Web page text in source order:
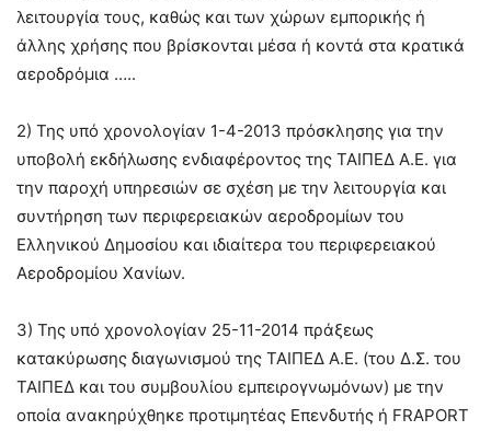
λειτουργία τους, καθώς και των χώρων εμπορικής ή
άλλης χρήσης που βρίσκονται μέσα ή κοντά στα κρατικά
αεροδρόμια …..
2) Της υπό χρονολογίαν 1-4-2013 πρόσκλησης για την
υποβολή εκδήλωσης ενδιαφέροντος της ΤΑΙΠΕΔ Α.Ε. για
την παροχή υπηρεσιών σε σχέση με την λειτουργία και
συντήρηση των περιφερειακών αεροδρομίων του
Ελληνικού Δημοσίου και ιδιαίτερα του περιφερειακού
Αεροδρομίου Χανίων.
3) Της υπό χρονολογίαν 25-11-2014 πράξεως
κατακύρωσης διαγωνισμού της ΤΑΙΠΕΔ Α.Ε. (του Δ.Σ. του
ΤΑΙΠΕΔ και του συμβουλίου εμπειρογνωμόνων) με την
οποία ανακηρύχθηκε προτιμητέας Επενδυτής ή FRAPORT